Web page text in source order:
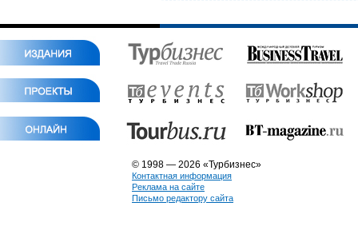
© 1998 — 2026 «Турбизнес»
Контактная информация
Реклама на сайте
Письмо редактору сайта